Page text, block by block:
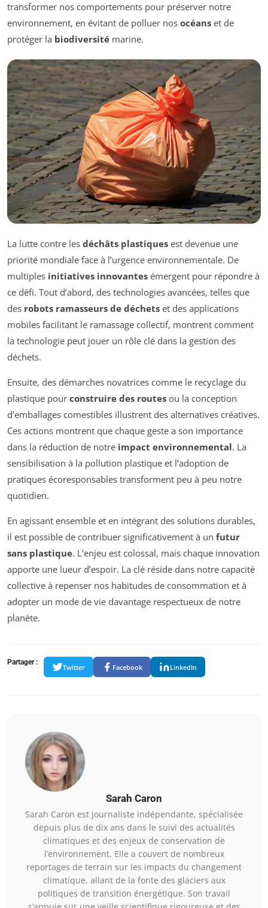
transformer nos comportements pour préserver notre
environnement, en évitant de polluer nos océans et de
protéger la biodiversité marine.
La lutte contre les déchâts plastiques est devenue une
priorité mondiale face à l’urgence environnementale. De
multiples initiatives innovantes émergent pour répondre à
ce défi. Tout d’abord, des technologies avancées, telles que
des robots ramasseurs de déchets et des applications
mobiles facilitant le ramassage collectif, montrent comment
la technologie peut jouer un rôle clé dans la gestion des
déchets.
Ensuite, des démarches novatrices comme le recyclage du
plastique pour construire des routes ou la conception
d’emballages comestibles illustrent des alternatives créatives.
Ces actions montrent que chaque geste a son importance
dans la réduction de notre impact environnemental. La
sensibilisation à la pollution plastique et l’adoption de
pratiques écoresponsables transforment peu à peu notre
quotidien.
En agissant ensemble et en intégrant des solutions durables,
il est possible de contribuer significativement à un futur
sans plastique. L’enjeu est colossal, mais chaque innovation
apporte une lueur d’espoir. La clé réside dans notre capacité
collective à repenser nos habitudes de consommation et à
adopter un mode de vie davantage respectueux de notre
planète.
Partager :
Twitter Facebook LinkedIn
Sarah Caron
Sarah Caron est journaliste indépendante, spécialisée
depuis plus de dix ans dans le suivi des actualités
climatiques et des enjeux de conservation de
l’environnement. Elle a couvert de nombreux
reportages de terrain sur les impacts du changement
climatique, allant de la fonte des glaciers aux
politiques de transition énergétique. Son travail